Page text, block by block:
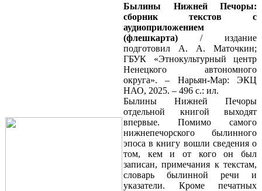
Былины Нижней Печоры:
сборник текстов с
аудиоприложением
(флешкарта) / издание
подготовил А. А. Маточкин;
ГБУК «Этнокультурный центр
Ненецкого автономного
округа». – Нарьян-Мар: ЭКЦ
НАО, 2025. – 496 с.: ил.
Былины Нижней Печоры
отдельной книгой выходят
впервые. Помимо самого
нижнепечорского былинного
эпоса в книгу вошли сведения о
том, кем и от кого он был
записан, примечания к текстам,
словарь былинной речи и
указатели. Кроме печатных